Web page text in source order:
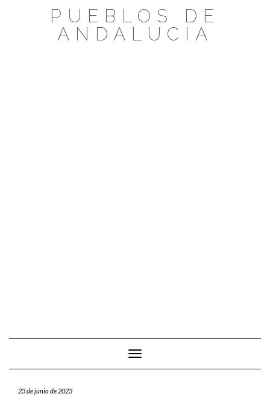
PUEBLOS DE
ANDALUCIA
Cambiar modo de navegación
23 de junio de 2023